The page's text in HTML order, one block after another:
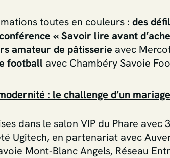
toutes en couleurs :des
« Savoir lire avant
amateur de pâtisserie avec
football avec Chambéry Savoie
: le challenge d’un
dans le salon VIP du Phare avec 3
Ugitech, en partenariat avec
Mont-Blanc Angels, Réseau